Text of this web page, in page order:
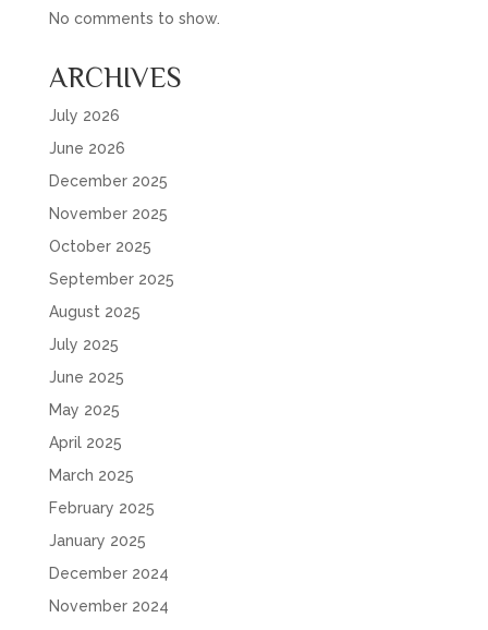
No comments to show.
ARCHIVES
July 2026
June 2026
December 2025
November 2025
October 2025
September 2025
August 2025
July 2025
June 2025
May 2025
April 2025
March 2025
February 2025
January 2025
December 2024
November 2024